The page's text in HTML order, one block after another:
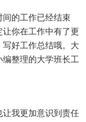
的工作已经结束
你在工作中有了更
好工作总结哦。大
整理的大学班长工
让我更加意识到责任